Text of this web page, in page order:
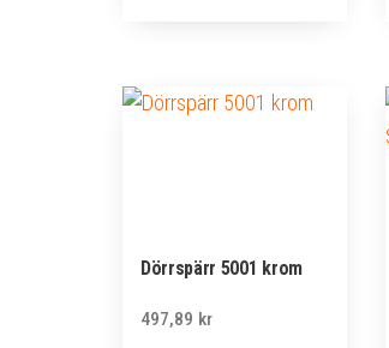
Dörrspärr 5001 krom
497,89 kr